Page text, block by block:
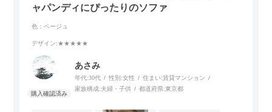
ャパンディにぴったりのソファ
色：ベージュ
デザイン:★★★★★
あさみ
年代:30代 性別:女性 住まい:賃貸マンション
家族構成:夫婦・子供 都道府県:東京都